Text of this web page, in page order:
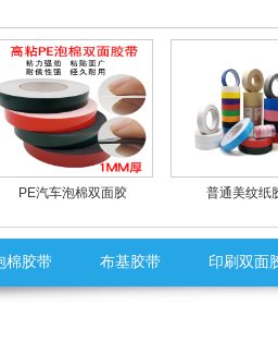
PE汽车泡棉双面胶 普通美纹纸
棉胶带 布基胶带 印刷双面